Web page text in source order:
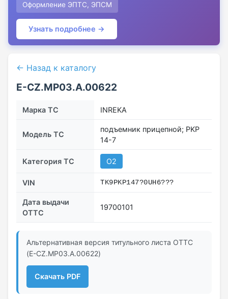
Оформление ЭПТС, ЭПСМ
Узнать подробнее →
← Назад к каталогу
E-CZ.МР03.A.00622
Марка ТС INREKA
Модель ТС
подъемник прицепной; PKP
14-7
Категория ТС O2
VIN TK9PKP147?0UH6???
Дата выдачи
ОТТС
19700101
Альтернативная версия титульного листа ОТТС
(E-CZ.МР03.A.00622)
Скачать PDF